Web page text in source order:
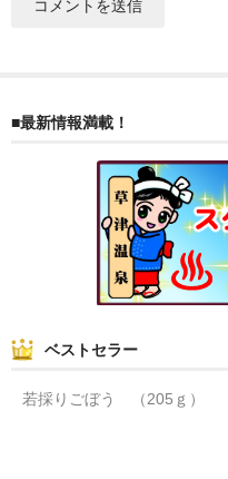
ケーキ
まんじゅう
スナック
■最新情報満載！
ベストセラー
若採りごぼう （205ｇ）